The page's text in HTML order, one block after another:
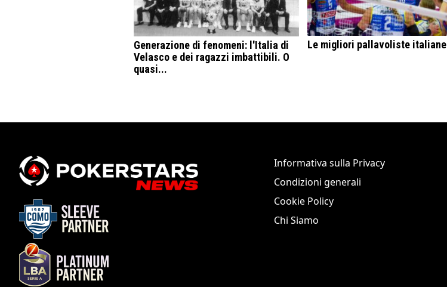
Generazione di fenomeni: l'Italia di
Velasco e dei ragazzi imbattibili. O
quasi...
Le migliori pallavoliste italiane
Informativa sulla Privacy
Condizioni generali
Cookie Policy
Chi Siamo